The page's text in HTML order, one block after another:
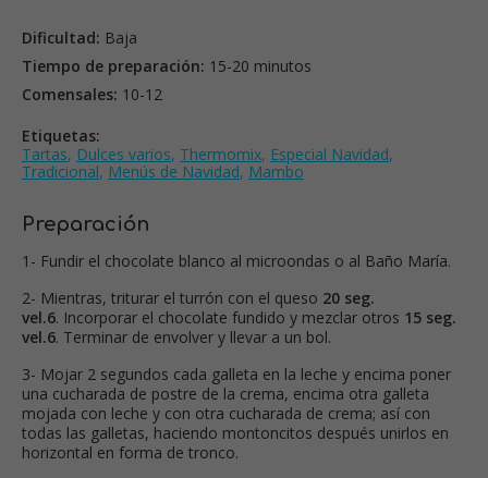
Dificultad: Baja
Tiempo de preparación: 15-20 minutos
Comensales: 10-12
Etiquetas:
Tartas, Dulces varios, Thermomix, Especial Navidad,
Tradicional, Menús de Navidad, Mambo
Preparación
1- Fundir el chocolate blanco al microondas o al Baño María.
2- Mientras, triturar el turrón con el queso 20 seg.
vel.6. Incorporar el chocolate fundido y mezclar otros 15 seg.
vel.6. Terminar de envolver y llevar a un bol.
3- Mojar 2 segundos cada galleta en la leche y encima poner
una cucharada de postre de la crema, encima otra galleta
mojada con leche y con otra cucharada de crema; así con
todas las galletas, haciendo montoncitos después unirlos en
horizontal en forma de tronco.